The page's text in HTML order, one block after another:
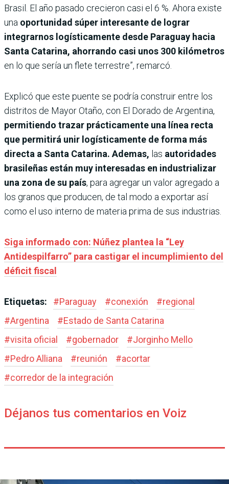
Brasil. El año pasado crecieron casi el 6 %. Ahora existe
una oportunidad súper interesante de lograr
integrarnos logísticamente desde Paraguay hacia
Santa Catarina, ahorrando casi unos 300 kilómetros
en lo que sería un flete terrestre”, remarcó.
Explicó que este puente se podría construir entre los
distritos de Mayor Otaño, con El Dorado de Argentina,
permitiendo trazar prácticamente una línea recta
que permitirá unir logísticamente de forma más
directa a Santa Catarina. Ademas, las autoridades
brasileñas están muy interesadas en industrializar
una zona de su país, para agregar un valor agregado a
los granos que producen, de tal modo a exportar así
como el uso interno de materia prima de sus industrias.
Siga informado con: Núñez plantea la “Ley
Antidespilfarro” para castigar el incumplimiento del
déficit fiscal
Etiquetas: #Paraguay #conexión #regional
#Argentina #Estado de Santa Catarina
#visita oficial #gobernador #Jorginho Mello
#Pedro Alliana #reunión #acortar
#corredor de la integración
Déjanos tus comentarios en Voiz